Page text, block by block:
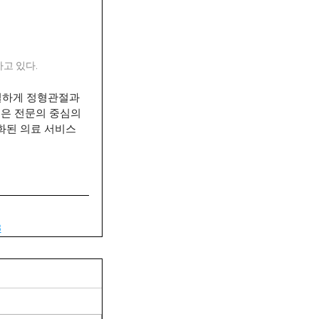
있다.
게 정형관절과
전문의 중심의
된 의료 서비스